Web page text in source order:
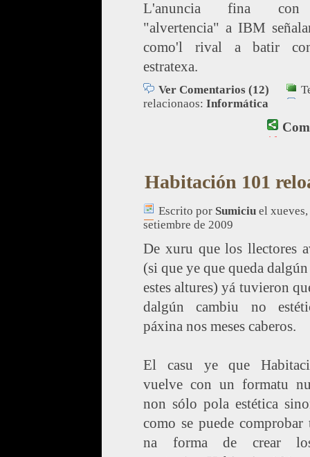
L'anuncia fina
"alvertencia" a IBM
como'l rival a batir
estratexa.
Ver Comentarios (12)
relacionaos: Informática
Habitación 101
Escrito por Sumiciu el
setiembre de 2009
De xuru que los llectores
(si que ye que queda
estes altures) yá tuvieron
dalgún cambiu no
páxina nos meses caberos.
El casu ye que
vuelve con un formatu
non sólo pola estética
como se puede comprobar
na forma de crear